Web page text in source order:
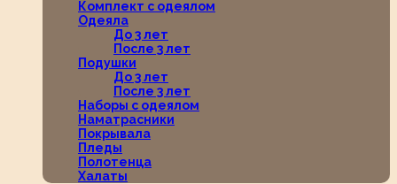
Комплект с одеялом
Одеяла
До 3 лет
После 3 лет
Подушки
До 3 лет
После 3 лет
Наборы с одеялом
Наматрасники
Покрывала
Пледы
Полотенца
Халаты